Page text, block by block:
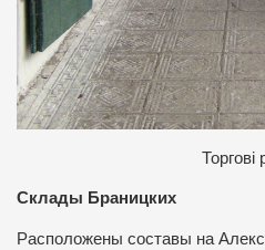
Торгові
Склады Браницких
Расположены составы на